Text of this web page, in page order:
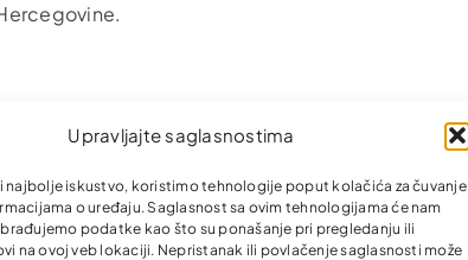
Upravljajte saglasnostima
najbolje iskustvo, koristimo tehnologije poput kolačića za čuvanje
o uređaju. Saglasnost sa ovim tehnologijama će nam
podatke kao što su ponašanje pri pregledanju ili
na ovoj veb lokaciji. Nepristanak ili povlačenje saglasnosti može